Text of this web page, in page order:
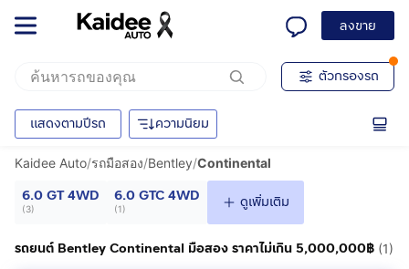
ลงขาย
ตัวกรองรถ
แสดงตามปีรถ ความนิยม
Kaidee Auto/รถมือสอง/Bentley/Continental
6.0 GT 4WD
(3)
6.0 GTC 4WD
(1) ดูเพิ่มเติม
รถยนต์ Bentley Continental มือสอง ราคาไม่เกิน 5,000,000฿ (1)